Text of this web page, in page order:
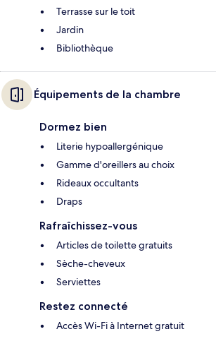
Terrasse sur le toit
Jardin
Bibliothèque
Équipements de la chambre
Dormez bien
Literie hypoallergénique
Gamme d'oreillers au choix
Rideaux occultants
Draps
Rafraîchissez-vous
Articles de toilette gratuits
Sèche-cheveux
Serviettes
Restez connecté
Accès Wi-Fi à Internet gratuit